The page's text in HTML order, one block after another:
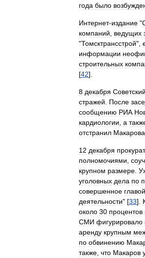
года было
Интернет-издание "
компаний
ведущих
"Томсктрансстрой",
информации
строительных
[42].
8 декабря Советский
стражей
После
сообщению РИА
кардиологии а
отстранил Макарова
12 декабря
полномочиями
крупном размере
уголовных дела по
совершенное главой
деятельности" [33].
около 30 процентов
СМИ фигурировало
аренду крупным
по обвинению
также что Макаров